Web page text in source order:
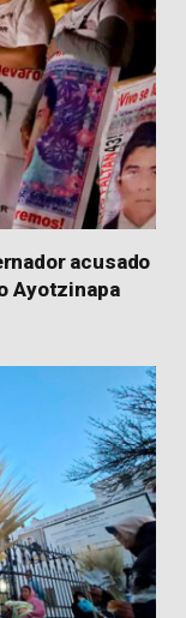
acusado
Ayotzinapa